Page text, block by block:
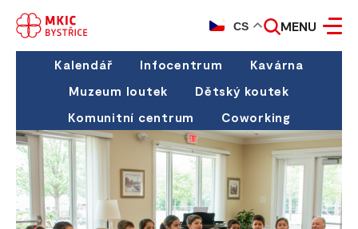
CS MENU
Kalendář Infocentrum
Kavárna
Muzeum loutek
Dětský koutek
Komunitní centrum
Coworking